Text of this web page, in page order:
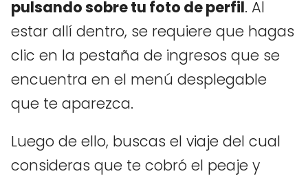
pulsando sobre tu foto de perfil. Al
estar allí dentro, se requiere que hagas
clic en la pestaña de ingresos que se
encuentra en el menú desplegable
que te aparezca.
Luego de ello, buscas el viaje del cual
consideras que te cobró el peaje y